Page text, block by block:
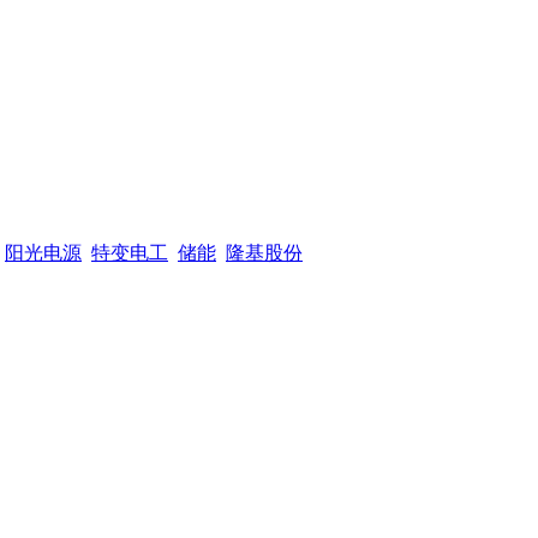
阳光电源 特变电工 储能 隆基股份